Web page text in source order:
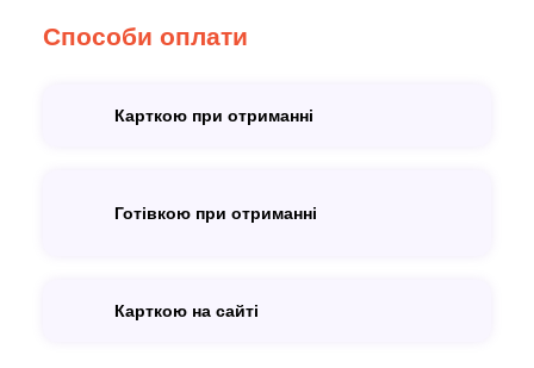
Способи оплати
Карткою при отриманні
Готівкою при отриманні
Карткою на сайті